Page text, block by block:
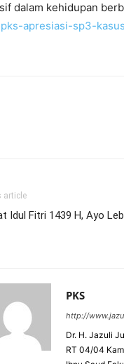
dalam kehidupan
apresiasi-sp3-
article
Idul Fitri 1439 H, Ayo
PKS
http://
Dr. H. Jazuli
RT 04/04